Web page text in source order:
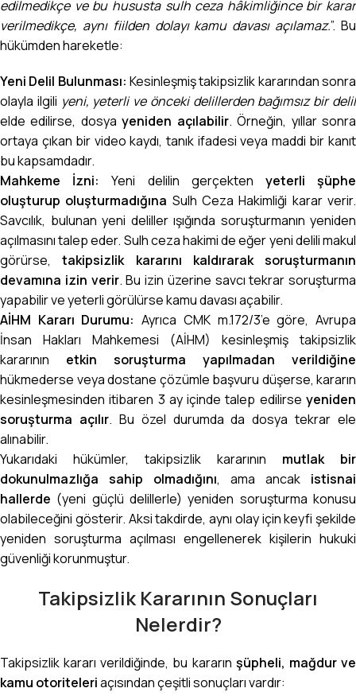
edilmedikçe ve bu hususta sulh ceza hâkimliğince bir karar
verilmedikçe, aynı fiilden dolayı kamu davası açılamaz.”. Bu
hükümden hareketle:
Yeni Delil Bulunması: Kesinleşmiş takipsizlik kararından sonra
olayla ilgili yeni, yeterli ve önceki delillerden bağımsız bir delil
elde edilirse, dosyayeniden açılabilir. Örneğin, yıllar sonra
ortaya çıkan bir video kaydı, tanık ifadesi veya maddi bir kanıt
bu kapsamdadır.
Mahkeme İzni: Yeni delilin gerçekten yeterli şüphe
oluşturup oluşturmadığına Sulh Ceza Hakimliği karar verir.
Savcılık, bulunan yeni deliller ışığında soruşturmanın yeniden
açılmasını talep eder. Sulh ceza hakimi de eğer yeni delili makul
görürse,takipsizlik kararını kaldırarak soruşturmanın
devamına izin verir. Bu izin üzerine savcı tekrar soruşturma
yapabilir ve yeterli görülürse kamu davası açabilir.
AİHM Kararı Durumu: Ayrıca CMK m.172/3’e göre, Avrupa
İnsan Hakları Mahkemesi (AİHM) kesinleşmiş takipsizlik
kararının etkin soruşturma yapılmadan verildiğine
hükmederse veya dostane çözümle başvuru düşerse, kararın
kesinleşmesinden itibaren 3 ay içinde talep edilirse yeniden
soruşturma açılır. Bu özel durumda da dosya tekrar ele
alınabilir.
Yukarıdaki hükümler, takipsizlik kararının mutlak bir
dokunulmazlığa sahip olmadığını, ama ancak istisnai
hallerde (yeni güçlü delillerle) yeniden soruşturma konusu
olabileceğini gösterir. Aksi takdirde, aynı olay için keyfi şekilde
yeniden soruşturma açılması engellenerek kişilerin hukuki
güvenliği korunmuştur.
Takipsizlik Kararının Sonuçları
Nelerdir?
Takipsizlik kararı verildiğinde, bu kararın şüpheli, mağdur ve
kamu otoriteleriaçısından çeşitli sonuçları vardır: